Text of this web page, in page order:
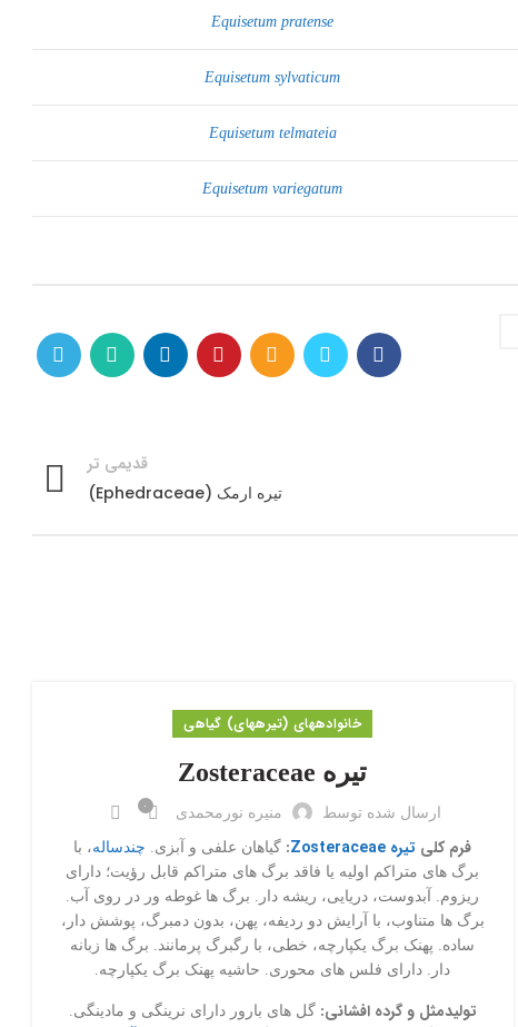
Equisetum pratense
Equisetum sylvaticum
Equisetum telmateia
Equisetum variegatum
قدیمی تر
تیره ارمک (Ephedraceae)
خانواده‎های (تیره‎های) گیاهی
تیره Zosteraceae
ارسال شده توسط منیره نورمحمدی ۰
فرم کلی تیره Zosteraceae : گیاهان علفی و آبزی. چندساله، با
برگ های متراکم اولیه یا فاقد برگ های متراکم قابل رؤیت؛ دارای
ریزوم. آبدوست، دریایی، ریشه دار. برگ ها غوطه ور در روی آب.
برگ ها متناوب، با آرایش دو ردیفه، پهن، بدون دمبرگ، پوشش دار،
ساده. پهنک برگ یکپارچه، خطی، با رگبرگ پرمانند. برگ ها زبانه
دار. دارای فلس های محوری. حاشیه پهنک برگ یکپارچه.
تولیدمثل و گرده افشانی:گل های بارور دارای نرینگی و مادینگی.